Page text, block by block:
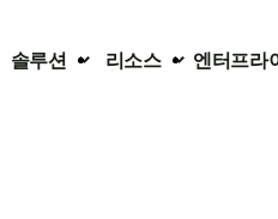
솔루션 리소스 엔터프라